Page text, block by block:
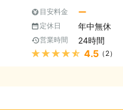
ご家庭のお悩みには幅
いただいている当社です
や家具移動といった精密
なる場合でも、お客様の
て、徹底サポートさせて
目安料金 ー
定休日 年中無休
営業時間 24時間
★★★★★ 4.5（2）